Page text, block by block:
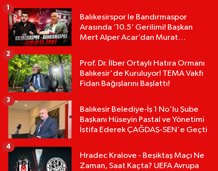
Balıkesirspor le Bandırmaspor
Arasında ‘10.5’ Gerilimi! Başkan
Mert Alper Acar’dan Murat
Prof. Dr. İlber Ortaylı Hatıra Ormanı
Balıkesir'de Kuruluyor! TEMA Vakfı
Fidan Bağışlarını Başlattı!
2
Balıkesir Belediye-İş 1 No'lu Şube
Başkanı Hüseyin Pastal ve Yönetimi
İstifa Ederek ÇAĞDAŞ-SEN'e Geçti
3
Hradec Kralove - Beşiktaş Maçı Ne
Zaman, Saat Kaçta? UEFA Avrupa
4